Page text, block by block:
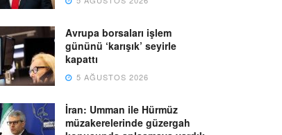
Avrupa borsaları işlem
gününü ‘karışık’ seyirle
kapattı
5 AĞUSTOS 2026
İran: Umman ile Hürmüz
müzakerelerinde güzergah